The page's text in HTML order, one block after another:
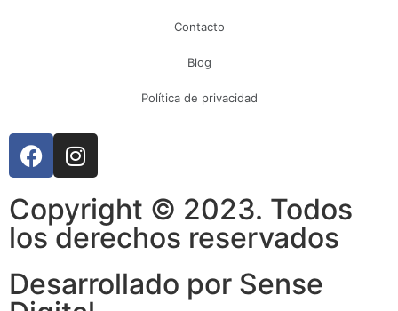
Contacto
Blog
Política de privacidad
Copyright © 2023. Todos
los derechos reservados
Desarrollado por Sense